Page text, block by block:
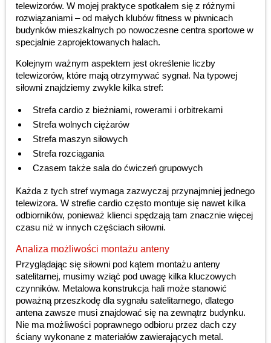
telewizorów. W mojej praktyce spotkałem się z różnymi
rozwiązaniami – od małych klubów fitness w piwnicach
budynków mieszkalnych po nowoczesne centra sportowe w
specjalnie zaprojektowanych halach.
Kolejnym ważnym aspektem jest określenie liczby
telewizorów, które mają otrzymywać sygnał. Na typowej
siłowni znajdziemy zwykle kilka stref:
Strefa cardio z bieżniami, rowerami i orbitrekami
Strefa wolnych ciężarów
Strefa maszyn siłowych
Strefa rozciągania
Czasem także sala do ćwiczeń grupowych
Każda z tych stref wymaga zazwyczaj przynajmniej jednego
telewizora. W strefie cardio często montuje się nawet kilka
odbiorników, ponieważ klienci spędzają tam znacznie więcej
czasu niż w innych częściach siłowni.
Analiza możliwości montażu anteny
Przyglądając się siłowni pod kątem montażu anteny
satelitarnej, musimy wziąć pod uwagę kilka kluczowych
czynników. Metalowa konstrukcja hali może stanowić
poważną przeszkodę dla sygnału satelitarnego, dlatego
antena zawsze musi znajdować się na zewnątrz budynku.
Nie ma możliwości poprawnego odbioru przez dach czy
ściany wykonane z materiałów zawierających metal.